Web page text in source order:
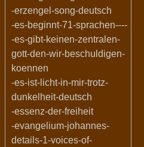
-erzengel-song-deutsch
-es-beginnt-71-sprachen----
-es-gibt-keinen-zentralen-
gott-den-wir-beschuldigen-
koennen
-es-ist-licht-in-mir-trotz-
dunkelheit-deutsch
-essenz-der-freiheit
-evangelium-johannes-
details-1-voices-of-